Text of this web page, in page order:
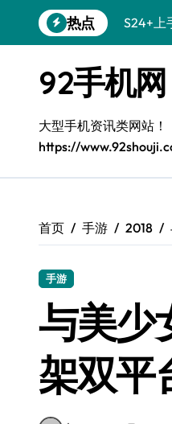
到
热点
S24+上
A56 5G
三星
S25美
C55 5G
Galaxy
S25
92手机网
大型手机资讯类网站！
https://
首页 手游 2018
手游
与美少
架双平